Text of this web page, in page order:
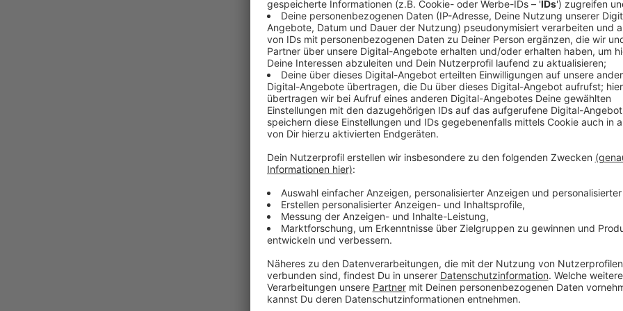
Comedy
Elvis Eifel - Der Podcast:
lau"
Anzeige
Anzeige
Vorstellen brauchen wir ihn euch nicht. Seit 2003
seine Späße am Telefon mit seinen Hörerinnen und
müssen am Ende mit lachen - wenn auch nicht
bekommen könnt, ist Elvis nun unter die Podcaster
die Uhr zur Verfügung. Hier bekommt Ihr außerdem